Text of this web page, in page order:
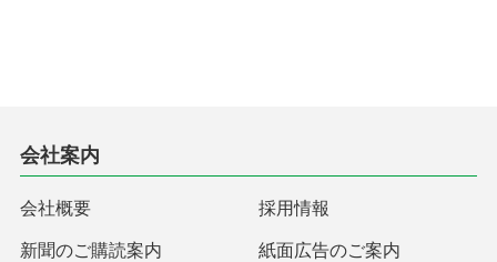
会社案内
会社概要 採用情報
新聞のご購読案内 紙面広告のご案内